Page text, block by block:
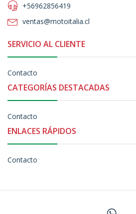
+56962856419
ventas@motoitalia.cl
SERVICIO AL CLIENTE
Contacto
CATEGORÍAS DESTACADAS
Contacto
ENLACES RÁPIDOS
Contacto